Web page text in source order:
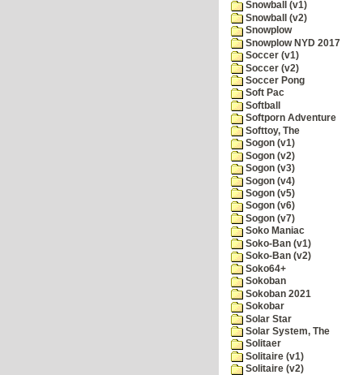
Snowball (v1)
Snowball (v2)
Snowplow
Snowplow NYD 2017
Soccer (v1)
Soccer (v2)
Soccer Pong
Soft Pac
Softball
Softporn Adventure
Softtoy, The
Sogon (v1)
Sogon (v2)
Sogon (v3)
Sogon (v4)
Sogon (v5)
Sogon (v6)
Sogon (v7)
Soko Maniac
Soko-Ban (v1)
Soko-Ban (v2)
Soko64+
Sokoban
Sokoban 2021
Sokobar
Solar Star
Solar System, The
Solitaer
Solitaire (v1)
Solitaire (v2)